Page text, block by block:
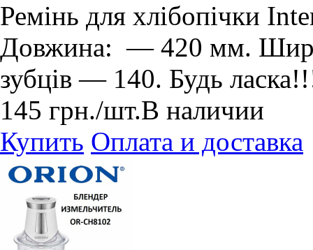
Ремінь для хлібопічки
Довжина: — 420 мм.
зубців — 140. Будь
145 грн./шт.В наличии
Купить Оплата и доставка